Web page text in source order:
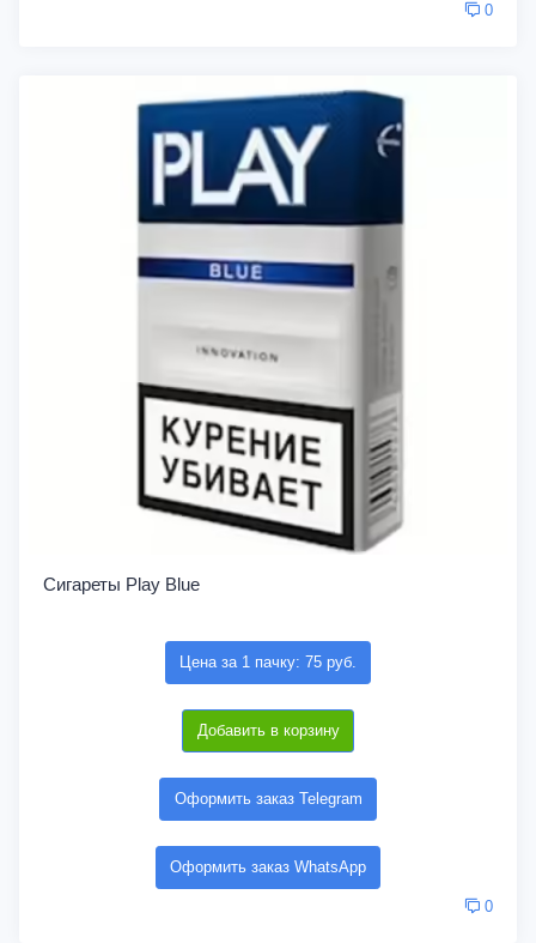
0
Сигареты Play Blue
Цена за 1 пачку: 75 руб.
Добавить в корзину
Оформить заказ Telegram
Оформить заказ WhatsApp
0